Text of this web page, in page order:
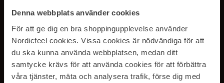
Denna webbplats använder cookies
För att ge dig en bra shoppingupplevelse använder
Nordicfeel cookies. Vissa cookies är nödvändiga för att
du ska kunna använda webbplatsen, medan ditt
samtycke krävs för att använda cookies för att förbättra
våra tjänster, mäta och analysera trafik, förse dig med
PRENUMERERA PÅ VÅRA
NYHETSBREV
E-postadress
Genom att prenumerera accepterar du vårIntegritetspolicy.